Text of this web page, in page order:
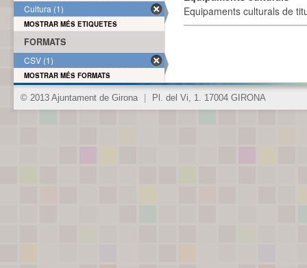
Equipaments culturals de
Cultura (1)
MOSTRAR MÉS ETIQUETES
FORMATS
CSV (1)
MOSTRAR MÉS FORMATS
© 2013 Ajuntament de Girona Pl. del Vi, 1. 17004 GIRONA